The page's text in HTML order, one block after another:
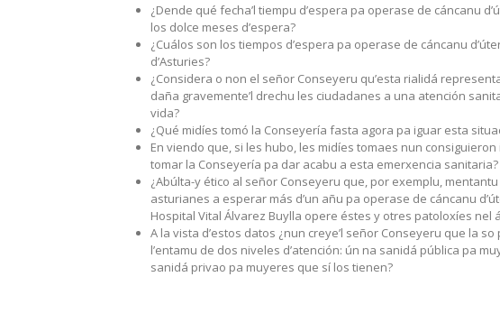
¿Dende qué fecha’l tiempu d’espera pa operase de cáncanu
los dolce meses d’espera?
¿Cuálos son los tiempos d’espera pa operase de cáncanu
d’Asturies?
¿Considera o non el señor Conseyeru qu’esta rialidá
daña gravemente’l drechu les ciudadanes a una atención
vida?
¿Qué midíes tomó la Conseyería fasta agora pa iguar esta
En viendo que, si les hubo, les midíes tomaes nun
tomar la Conseyería pa dar acabu a esta emerxencia sanitaria?
¿Abúlta-y ético al señor Conseyeru que, por exemplu,
asturianes a esperar más d’un añu pa operase de cáncanu
Hospital Vital Álvarez Buylla opere éstes y otres patoloxíes nel
A la vista d’estos datos ¿nun creye’l señor Conseyeru que la
l’entamu de dos niveles d’atención: ún na sanidá pública pa
sanidá privao pa muyeres que sí los tienen?